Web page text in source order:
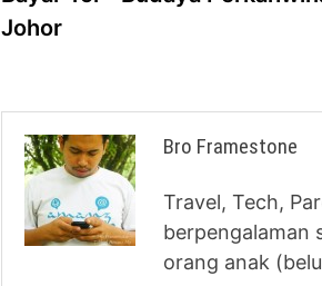
navigation
Johor
Bro Framestone
Travel, Tech,
berpengalaman
orang anak